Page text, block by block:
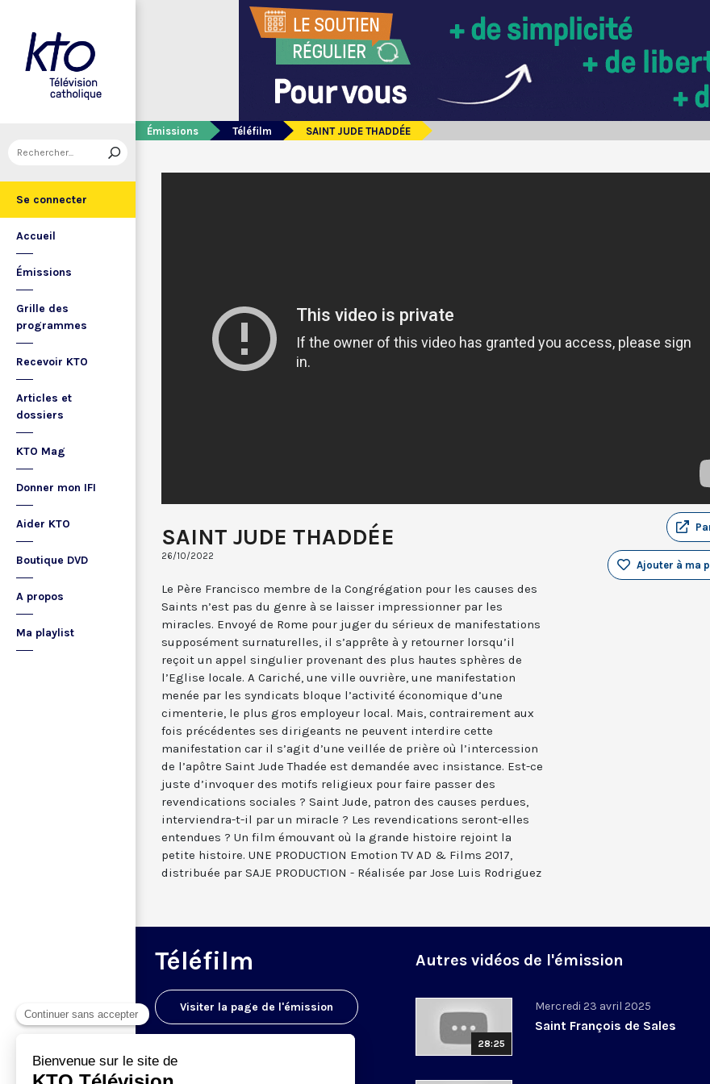
Se connecter
Accueil
Émissions
Grille des
programmes
Recevoir KTO
Articles et
dossiers
KTO Mag
Donner mon IFI
Aider KTO
Boutique DVD
A propos
Ma playlist
Émissions Téléfilm SAINT JUDE THADDÉE
SAINT JUDE THADDÉE
26/10/2022
Ajouter à ma
Le Père Francisco membre de la Congrégation pour les causes des
Saints n’est pas du genre à se laisser impressionner par les
miracles. Envoyé de Rome pour juger du sérieux de manifestations
supposément surnaturelles, il s’apprête à y retourner lorsqu’il
reçoit un appel singulier provenant des plus hautes sphères de
l’Eglise locale. A Cariché, une ville ouvrière, une manifestation
menée par les syndicats bloque l’activité économique d’une
cimenterie, le plus gros employeur local. Mais, contrairement aux
fois précédentes ses dirigeants ne peuvent interdire cette
manifestation car il s’agit d’une veillée de prière où l’intercession
de l’apôtre Saint Jude Thadée est demandée avec insistance. Est-ce
juste d’invoquer des motifs religieux pour faire passer des
revendications sociales ? Saint Jude, patron des causes perdues,
interviendra-t-il par un miracle ? Les revendications seront-elles
entendues ? Un film émouvant où la grande histoire rejoint la
petite histoire. UNE PRODUCTION Emotion TV AD & Films 2017,
distribuée par SAJE PRODUCTION - Réalisée par Jose Luis Rodriguez
Téléfilm
Visiter la page de l'émission
Autres vidéos de l'émission
28:25
Mercredi 23 avril 2025
Saint François de Sales